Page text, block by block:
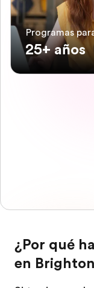
Programas
25+ años
¿Por qué
en